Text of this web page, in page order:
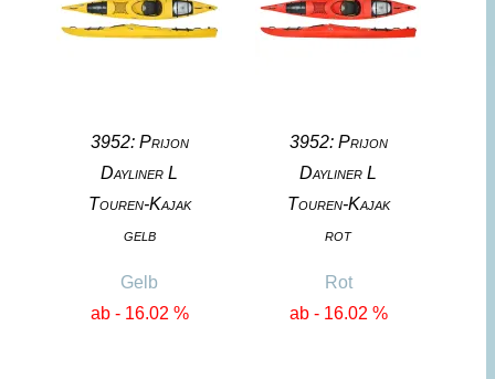
3952: Prijon
Dayliner L
Touren-Kajak
gelb
Gelb
ab - 16.02 %
3952: Prijon
Dayliner L
Touren-Kajak
rot
Rot
ab - 16.02 %